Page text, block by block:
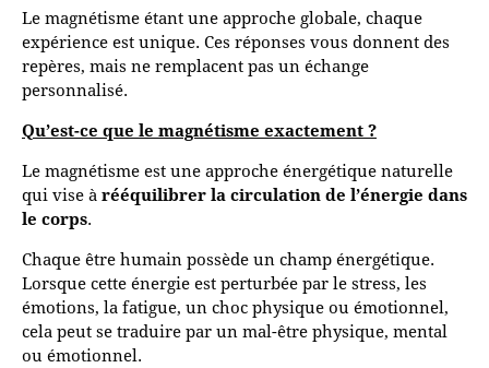
Le magnétisme étant une approche globale, chaque
expérience est unique. Ces réponses vous donnent des
repères, mais ne remplacent pas un échange
personnalisé.
Qu’est-ce que le magnétisme exactement ?
Le magnétisme est une approche énergétique naturelle
qui vise à rééquilibrer la circulation de l’énergie dans
le corps.
Chaque être humain possède un champ énergétique.
Lorsque cette énergie est perturbée par le stress, les
émotions, la fatigue, un choc physique ou émotionnel,
cela peut se traduire par un mal-être physique, mental
ou émotionnel.